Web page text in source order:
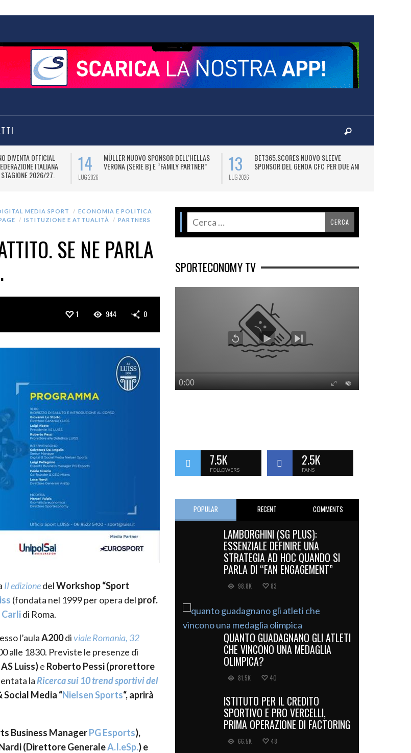
DIVENTA OFFICIAL
ITALIANA
2026/27.
14
LUG 2026
MÜLLER NUOVO SPONSOR DELL’HELLAS
VERONA (SERIE B) E “FAMILY PARTNER”
13
LUG 2026
BET365.SCORES NUOVO SLEEVE
SPONSOR DEL GENOA CFC PER DUE ANNI.
MEDIA SPORT
ECONOMIA E POLITICA
ISTITUZIONE E ATTUALITÀ
PARTNERS
SE NE PARLA
1 944 0
II edizionedelWorkshop “Sport
(fondata nel 1999 per opera del prof.
di Roma.
l’aulaA200diviale Romania, 32
alle 1830. Previste le presenze di
Luiss)e Roberto Pessi (prorettore
la Ricerca sui 10 trend sportivi del
Media “Nielsen Sports“, aprirà
Business ManagerPG Esports),
Nardi (Direttore GeneraleA.I.eSp.) e
SPORTECONOMY TV
7.5K
FOLLOWERS
2.5K
FANS
POPULAR RECENT COMMENTS
LAMBORGHINI (SG PLUS):
ESSENZIALE DEFINIRE UNA
STRATEGIA AD HOC QUANDO SI
PARLA DI “FAN ENGAGEMENT”
98.8K 83
QUANTO GUADAGNANO GLI ATLETI
CHE VINCONO UNA MEDAGLIA
OLIMPICA?
81.5K 40
ISTITUTO PER IL CREDITO
SPORTIVO E PRO VERCELLI,
PRIMA OPERAZIONE DI FACTORING
66.5K 48